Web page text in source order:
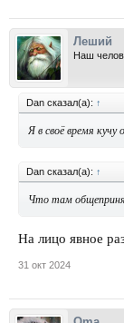
Леший
Наш
Dan сказал(а): ↑
Я в своё время кучу
Dan сказал(а): ↑
Что там
На лицо явное
31 окт 2024